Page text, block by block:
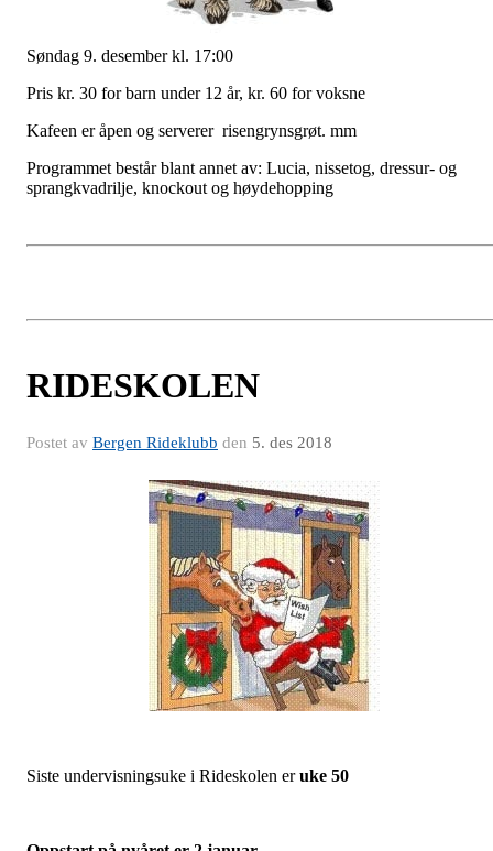
Søndag 9. desember kl. 17:00
Pris kr. 30 for barn under 12 år, kr. 60 for voksne
Kafeen er åpen og serverer risengrynsgrøt. mm
Programmet består blant annet av: Lucia, nissetog, dressur- og
sprangkvadrilje, knockout og høydehopping
RIDESKOLEN
Postet av Bergen Rideklubb den 5. des 2018
Siste undervisningsuke i Rideskolen eruke 50